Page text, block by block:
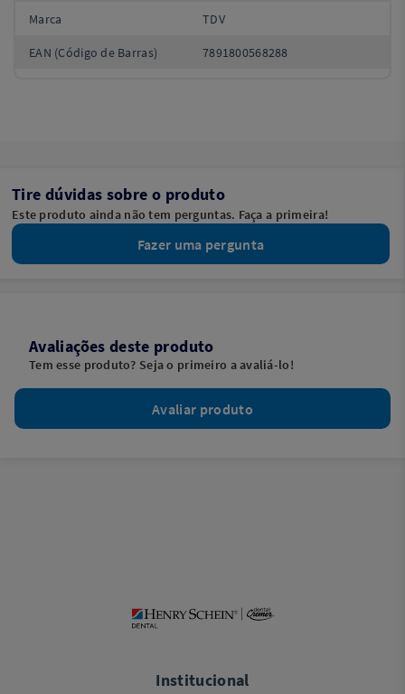
Marca TDV
EAN (Código de Barras) 7891800568288
Tire dúvidas sobre o produto
Este produto ainda não tem perguntas. Faça a primeira!
Fazer uma pergunta
Avaliações deste produto
Tem esse produto? Seja o primeiro a avaliá-lo!
Avaliar produto
Institucional